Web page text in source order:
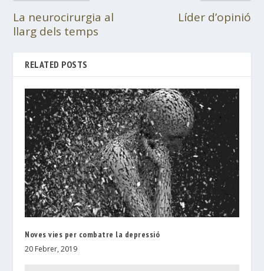
La neurocirurgia al
llarg dels temps
Líder d’opinió
RELATED POSTS
Noves vies per combatre la depressió
20 Febrer, 2019